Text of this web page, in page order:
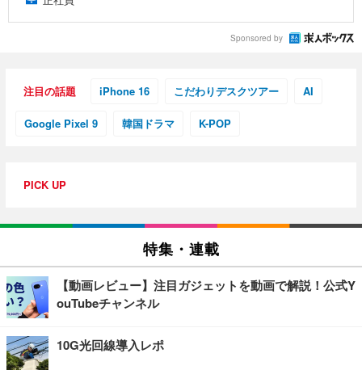
Sponsored by
注目の話題 iPhone 16 こだわりデスクツアー AI
Google Pixel 9 韓国ドラマ K-POP
PICK UP
特集・連載
【動画レビュー】注目ガジェットを動画で解説！公式Y
ouTubeチャンネル
10G光回線導入レポ